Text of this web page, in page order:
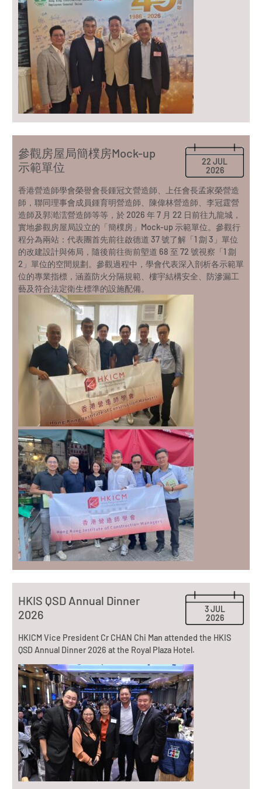
22 JUL
2026
參觀房屋局簡樸房Mock-up
示範單位
香港營造師學會榮譽會長鍾冠文營造師、上任會長孟家榮營造
師，聯同理事會成員鍾育明營造師、陳偉林營造師、李冠霆營
造師及郭澔澐營造師等等，於 2026 年 7 月 22 日前往九龍城，
實地參觀房屋局設立的「簡樸房」Mock-up 示範單位。參觀行
程分為兩站：代表團首先前往啟德道 37 號了解「1 劏 3」單位
的改建設計與佈局，隨後前往衙前塱道 68 至 72 號視察「1 劏
2」單位的空間規劃。參觀過程中，學會代表深入剖析各示範單
位的專業指標，涵蓋防火分隔規範、樓宇結構安全、防滲漏工
藝及符合法定衛生標準的設施配備。
3 JUL
2026
HKIS QSD Annual Dinner
2026
HKICM Vice President Cr CHAN Chi Man attended the HKIS
QSD Annual Dinner 2026 at the Royal Plaza Hotel.